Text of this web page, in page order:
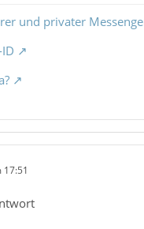
und privater
17:51